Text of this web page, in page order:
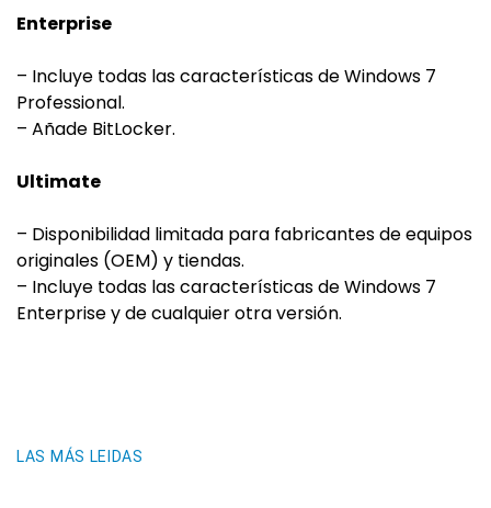
Enterprise
– Incluye todas las características de Windows 7
Professional.
– Añade BitLocker.
Ultimate
– Disponibilidad limitada para fabricantes de equipos
originales (OEM) y tiendas.
– Incluye todas las características de Windows 7
Enterprise y de cualquier otra versión.
LAS MÁS LEIDAS